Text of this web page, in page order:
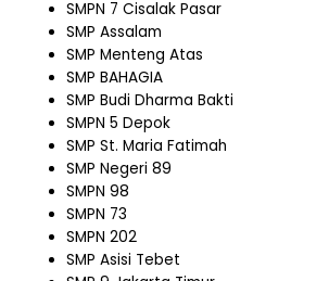
SMPN 7 Cisalak Pasar
SMP Assalam
SMP Menteng Atas
SMP BAHAGIA
SMP Budi Dharma Bakti
SMPN 5 Depok
SMP St. Maria Fatimah
SMP Negeri 89
SMPN 98
SMPN 73
SMPN 202
SMP Asisi Tebet